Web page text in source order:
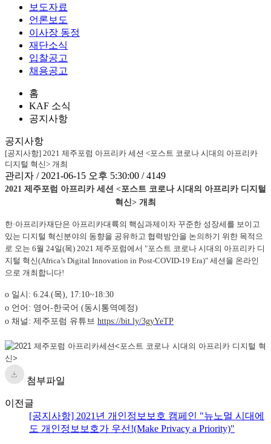
보도자료
언론보도
이사장 동정
재단소식
입찰공고
채용공고
홈
KAF 소식
공지사항
공지사항
[공지사항] 2021 제주포럼 아프리카 세션 <포스트 코로나 시대의 아프리카
디지털 혁신> 개최
관리자 / 2021-06-15 오후 5:30:00 / 4149
2021 제주포럼 아프리카 세션 <포스트 코로나 시대의 아프리카 디지털
혁신> 개최
한·아프리카재단은 아프리카대륙의 핵심과제이자 꾸준한 성장세를 보이고
있는 디지털 혁신분야의 동향을 공유하고 협력방안을 논의하기 위한 목적으
로 오는 6월 24일(목) 2021 제주포럼에서 "포스트 코로나 시대의 아프리카 디
지털 혁신(Africa’s Digital Innovation in Post-COVID-19 Era)" 세션을 온라인
으로 개최합니다!
o 일시: 6.24.(목), 17:10~18:30
o 언어: 영어-한국어 (동시통역예정)
o 채널: 제주포럼 유튜브 https://bit.ly/3gyYeTP
첨부파일
이전글
[공지사항] 2021년 개인정보보호 캠페인 "뉴노멀 시대에
도 개인정보보호가 우선!(Make Privacy a Priority)"